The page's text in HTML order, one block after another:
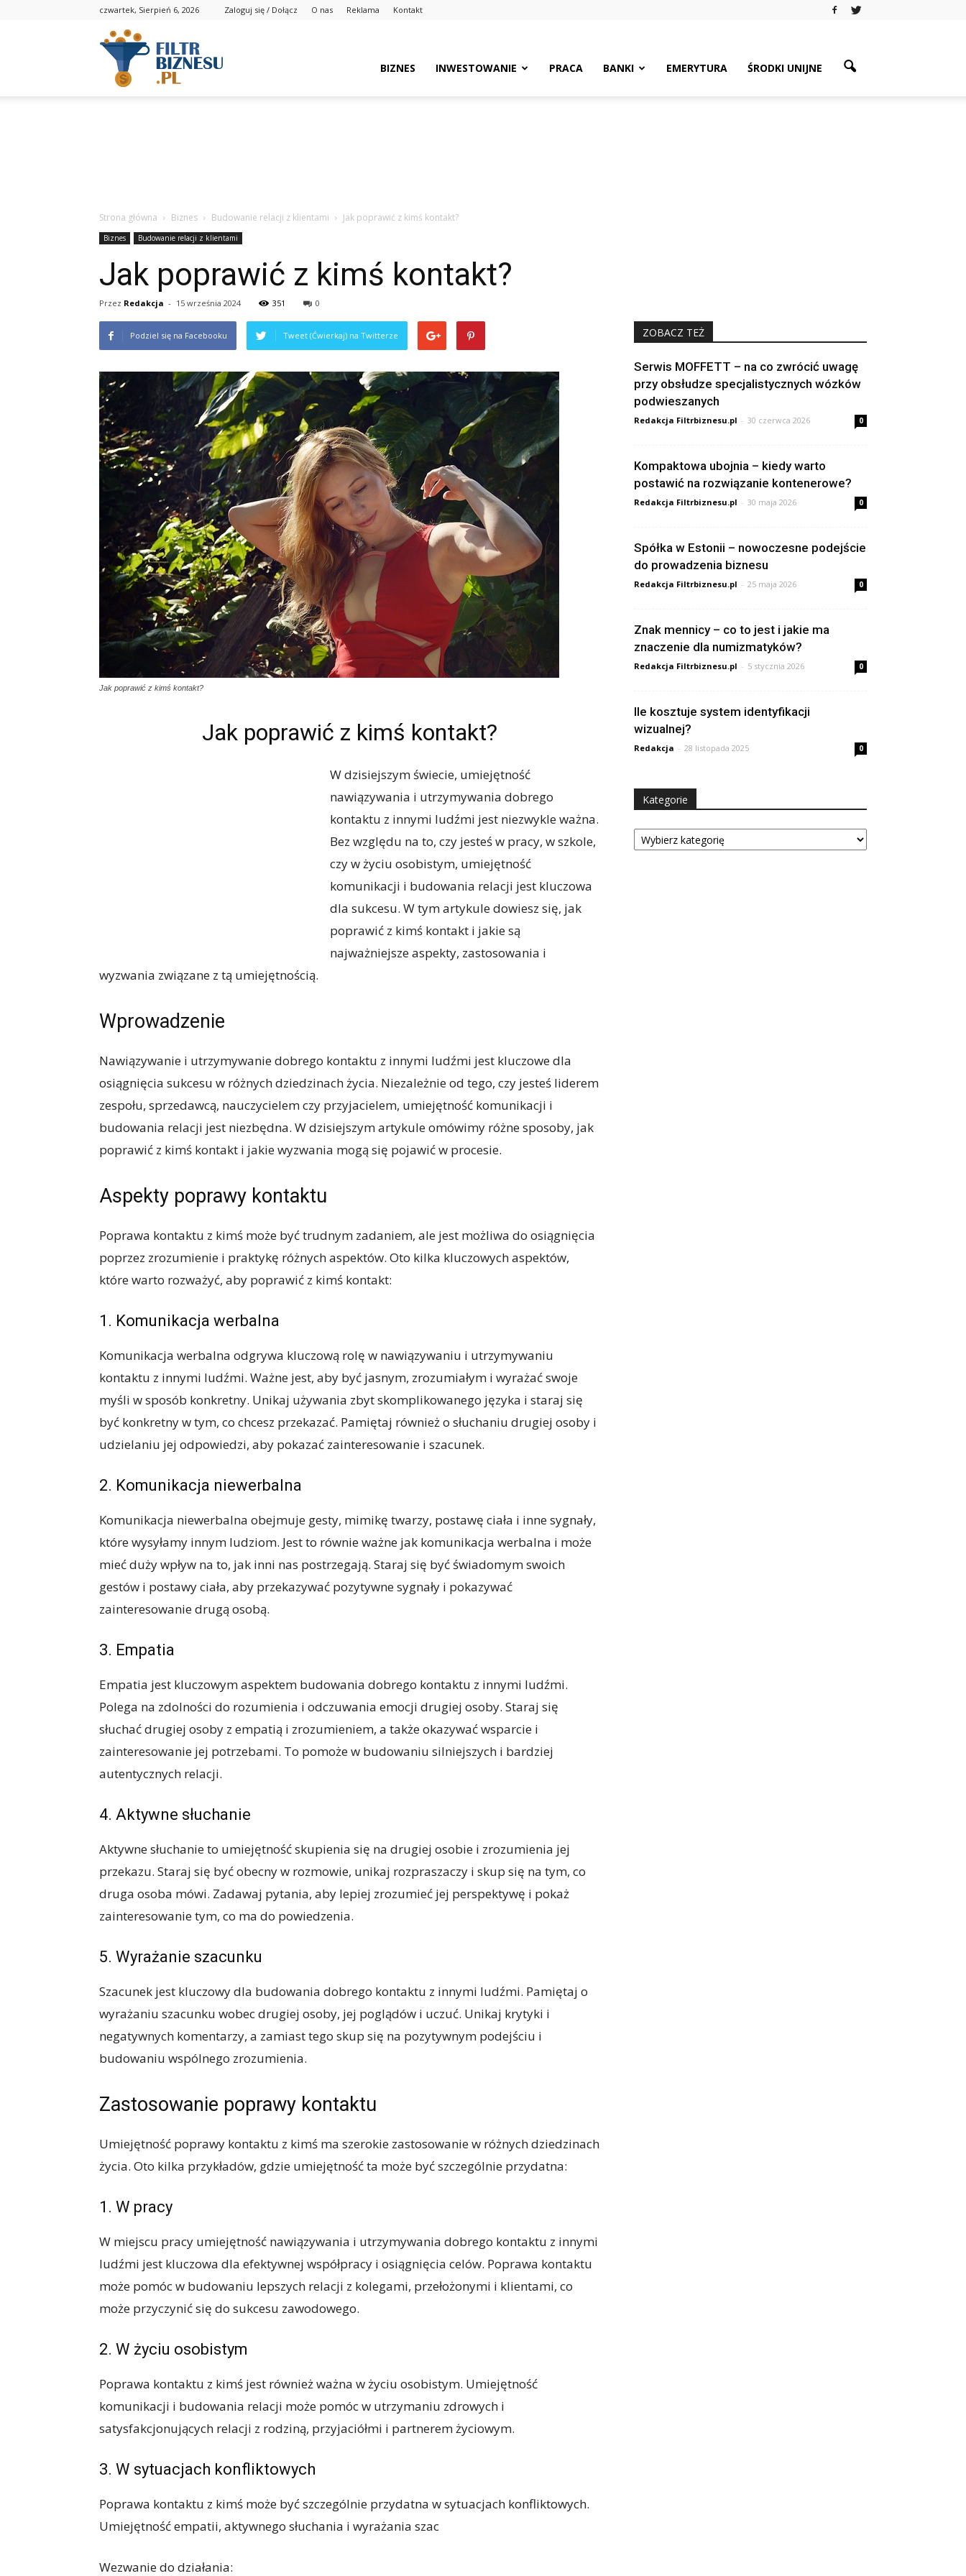
czwartek, Sierpień 6, 2026 Zaloguj się / Dołącz O nas Reklama Kontakt
BIZNES INWESTOWANIE PRACA BANKI EMERYTURA ŚRODKI UNIJNE
Strona główna Biznes Budowanie relacji z klientami Jak poprawić z kimś kontakt?
Biznes Budowanie relacji z klientami
Jak poprawić z kimś kontakt?
Przez Redakcja - 15 września 2024 351 0
Podziel się na Facebooku Tweet (Ćwierkaj) na Twitterze
Jak poprawić z kimś kontakt?
Jak poprawić z kimś kontakt?
W dzisiejszym świecie, umiejętność
nawiązywania i utrzymywania dobrego
kontaktu z innymi ludźmi jest niezwykle ważna.
Bez względu na to, czy jesteś w pracy, w szkole,
czy w życiu osobistym, umiejętność
komunikacji i budowania relacji jest kluczowa
dla sukcesu. W tym artykule dowiesz się, jak
poprawić z kimś kontakt i jakie są
najważniejsze aspekty, zastosowania i
wyzwania związane z tą umiejętnością.
Wprowadzenie
Nawiązywanie i utrzymywanie dobrego kontaktu z innymi ludźmi jest kluczowe dla
osiągnięcia sukcesu w różnych dziedzinach życia. Niezależnie od tego, czy jesteś liderem
zespołu, sprzedawcą, nauczycielem czy przyjacielem, umiejętność komunikacji i
budowania relacji jest niezbędna. W dzisiejszym artykule omówimy różne sposoby, jak
poprawić z kimś kontakt i jakie wyzwania mogą się pojawić w procesie.
Aspekty poprawy kontaktu
Poprawa kontaktu z kimś może być trudnym zadaniem, ale jest możliwa do osiągnięcia
poprzez zrozumienie i praktykę różnych aspektów. Oto kilka kluczowych aspektów,
które warto rozważyć, aby poprawić z kimś kontakt:
1. Komunikacja werbalna
Komunikacja werbalna odgrywa kluczową rolę w nawiązywaniu i utrzymywaniu
kontaktu z innymi ludźmi. Ważne jest, aby być jasnym, zrozumiałym i wyrażać swoje
myśli w sposób konkretny. Unikaj używania zbyt skomplikowanego języka i staraj się
być konkretny w tym, co chcesz przekazać. Pamiętaj również o słuchaniu drugiej osoby i
udzielaniu jej odpowiedzi, aby pokazać zainteresowanie i szacunek.
2. Komunikacja niewerbalna
Komunikacja niewerbalna obejmuje gesty, mimikę twarzy, postawę ciała i inne sygnały,
które wysyłamy innym ludziom. Jest to równie ważne jak komunikacja werbalna i może
mieć duży wpływ na to, jak inni nas postrzegają. Staraj się być świadomym swoich
gestów i postawy ciała, aby przekazywać pozytywne sygnały i pokazywać
zainteresowanie drugą osobą.
3. Empatia
Empatia jest kluczowym aspektem budowania dobrego kontaktu z innymi ludźmi.
Polega na zdolności do rozumienia i odczuwania emocji drugiej osoby. Staraj się
słuchać drugiej osoby z empatią i zrozumieniem, a także okazywać wsparcie i
zainteresowanie jej potrzebami. To pomoże w budowaniu silniejszych i bardziej
autentycznych relacji.
4. Aktywne słuchanie
Aktywne słuchanie to umiejętność skupienia się na drugiej osobie i zrozumienia jej
przekazu. Staraj się być obecny w rozmowie, unikaj rozpraszaczy i skup się na tym, co
druga osoba mówi. Zadawaj pytania, aby lepiej zrozumieć jej perspektywę i pokaż
zainteresowanie tym, co ma do powiedzenia.
5. Wyrażanie szacunku
Szacunek jest kluczowy dla budowania dobrego kontaktu z innymi ludźmi. Pamiętaj o
wyrażaniu szacunku wobec drugiej osoby, jej poglądów i uczuć. Unikaj krytyki i
negatywnych komentarzy, a zamiast tego skup się na pozytywnym podejściu i
budowaniu wspólnego zrozumienia.
Zastosowanie poprawy kontaktu
Umiejętność poprawy kontaktu z kimś ma szerokie zastosowanie w różnych dziedzinach
życia. Oto kilka przykładów, gdzie umiejętność ta może być szczególnie przydatna:
1. W pracy
W miejscu pracy umiejętność nawiązywania i utrzymywania dobrego kontaktu z innymi
ludźmi jest kluczowa dla efektywnej współpracy i osiągnięcia celów. Poprawa kontaktu
może pomóc w budowaniu lepszych relacji z kolegami, przełożonymi i klientami, co
może przyczynić się do sukcesu zawodowego.
2. W życiu osobistym
Poprawa kontaktu z kimś jest również ważna w życiu osobistym. Umiejętność
komunikacji i budowania relacji może pomóc w utrzymaniu zdrowych i
satysfakcjonujących relacji z rodziną, przyjaciółmi i partnerem życiowym.
3. W sytuacjach konfliktowych
Poprawa kontaktu z kimś może być szczególnie przydatna w sytuacjach konfliktowych.
Umiejętność empatii, aktywnego słuchania i wyrażania szac
Wezwanie do działania:
ZOBACZ TEŻ
Serwis MOFFETT – na co zwrócić uwagę
przy obsłudze specjalistycznych wózków
podwieszanych
Redakcja Filtrbiznesu.pl - 30 czerwca 2026 0
Kompaktowa ubojnia – kiedy warto
postawić na rozwiązanie kontenerowe?
Redakcja Filtrbiznesu.pl - 30 maja 2026 0
Spółka w Estonii – nowoczesne podejście
do prowadzenia biznesu
Redakcja Filtrbiznesu.pl - 25 maja 2026 0
Znak mennicy – co to jest i jakie ma
znaczenie dla numizmatyków?
Redakcja Filtrbiznesu.pl - 5 stycznia 2026 0
Ile kosztuje system identyfikacji
wizualnej?
Redakcja - 28 listopada 2025 0
Kategorie
Kategorie